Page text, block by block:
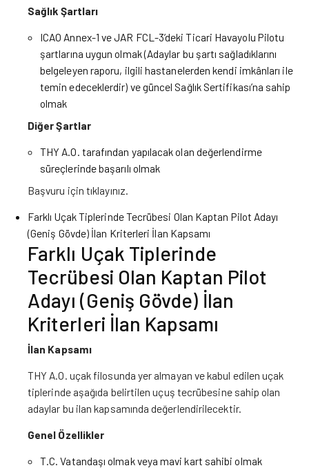
Sağlık Şartları
ICAO Annex-1 ve JAR FCL-3’deki Ticari Havayolu Pilotu
şartlarına uygun olmak (Adaylar bu şartı sağladıklarını
belgeleyen raporu, ilgili hastanelerden kendi imkânları ile
temin edeceklerdir) ve güncel Sağlık Sertifikası’na sahip
olmak
Diğer Şartlar
THY A.O. tarafından yapılacak olan değerlendirme
süreçlerinde başarılı olmak
Başvuru içintıklayınız.
Farklı Uçak Tiplerinde Tecrübesi Olan Kaptan Pilot Adayı
(Geniş Gövde) İlan Kriterleri İlan Kapsamı
Farklı Uçak Tiplerinde
Tecrübesi Olan Kaptan Pilot
Adayı (Geniş Gövde) İlan
Kriterleri İlan Kapsamı
İlan Kapsamı
THY A.O. uçak filosunda yer almayan ve kabul edilen uçak
tiplerinde aşağıda belirtilen uçuş tecrübesine sahip olan
adaylar bu ilan kapsamında değerlendirilecektir.
Genel Özellikler
T.C. Vatandaşı olmak veya mavi kart sahibi olmak